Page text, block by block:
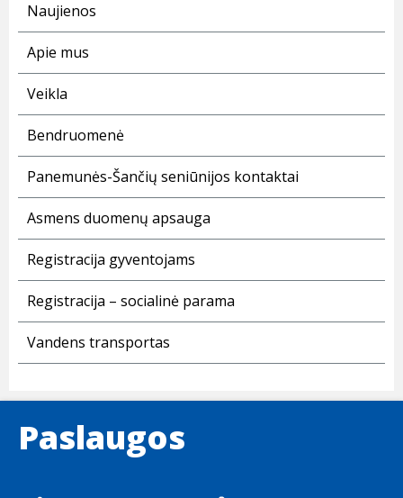
Naujienos
Apie mus
Veikla
Bendruomenė
Panemunės-Šančių seniūnijos kontaktai
Asmens duomenų apsauga
Registracija gyventojams
Registracija – socialinė parama
Vandens transportas
Paslaugos